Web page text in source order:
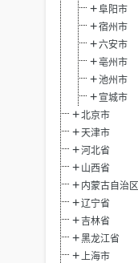
阜阳市
宿州市
六安市
亳州市
池州市
宣城市
北京市
天津市
河北省
山西省
内蒙古自治区
辽宁省
吉林省
黑龙江省
上海市